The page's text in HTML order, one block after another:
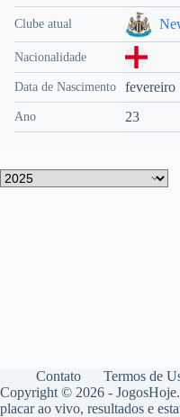
Clube atual
Nacionalidade
Data de Nascimento fevereiro
Ano 23
Contato Termos de
Copyright © 2026 -
placar ao vivo, resultados e